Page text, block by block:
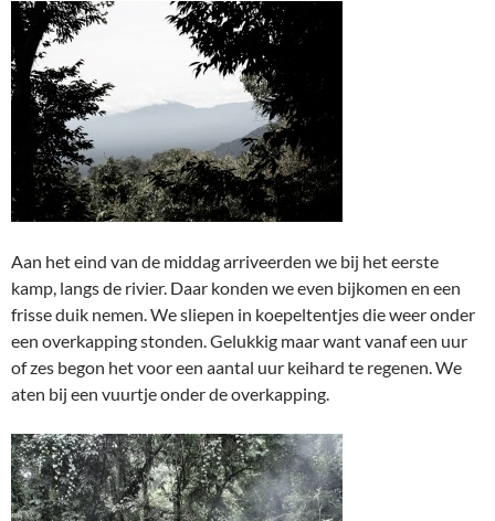
Aan het eind van de middag arriveerden we bij het eerste
kamp, langs de rivier. Daar konden we even bijkomen en een
frisse duik nemen. We sliepen in koepeltentjes die weer onder
een overkapping stonden. Gelukkig maar want vanaf een uur
of zes begon het voor een aantal uur keihard te regenen. We
aten bij een vuurtje onder de overkapping.